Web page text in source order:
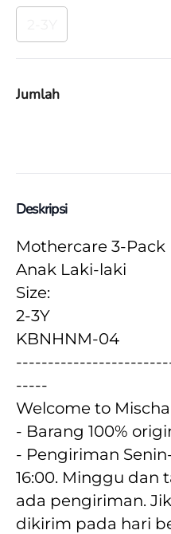
Jumlah
Deskripsi
Mothercare 3-Pack
Anak Laki-laki
Size:
2-3Y
KBNHNM-04
-----
Welcome to
- Barang 100%
- Pengiriman
16:00. Minggu dan
ada pengiriman.
dikirim pada hari